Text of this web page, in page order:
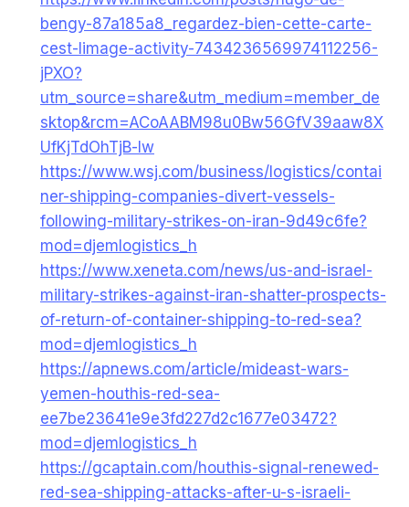
bengy-87a185a8_regardez-bien-cette-carte-
cest-limage-activity-7434236569974112256-
jPXO?
utm_source=share&utm_medium=member_de
sktop&rcm=ACoAABM98u0Bw56GfV39aaw8X
UfKjTdOhTjB-lw
https://www.wsj.com/business/logistics/contai
ner-shipping-companies-divert-vessels-
following-military-strikes-on-iran-9d49c6fe?
mod=djemlogistics_h
https://www.xeneta.com/news/us-and-israel-
military-strikes-against-iran-shatter-prospects-
of-return-of-container-shipping-to-red-sea?
mod=djemlogistics_h
https://apnews.com/article/mideast-wars-
yemen-houthis-red-sea-
ee7be23641e9e3fd227d2c1677e03472?
mod=djemlogistics_h
https://gcaptain.com/houthis-signal-renewed-
red-sea-shipping-attacks-after-u-s-israeli-